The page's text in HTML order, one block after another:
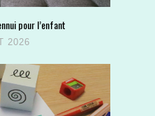
pour l’enfant
2026